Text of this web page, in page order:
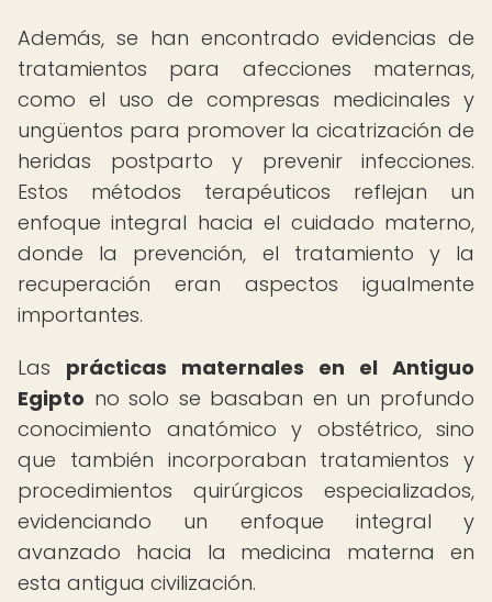
Además, se han encontrado evidencias de
tratamientos para afecciones maternas,
como el uso de compresas medicinales y
ungüentos para promover la cicatrización de
heridas postparto y prevenir infecciones.
Estos métodos terapéuticos reflejan un
enfoque integral hacia el cuidado materno,
donde la prevención, el tratamiento y la
recuperación eran aspectos igualmente
importantes.
Las prácticas maternales en el Antiguo
Egipto no solo se basaban en un profundo
conocimiento anatómico y obstétrico, sino
que también incorporaban tratamientos y
procedimientos quirúrgicos especializados,
evidenciando un enfoque integral y
avanzado hacia la medicina materna en
esta antigua civilización.